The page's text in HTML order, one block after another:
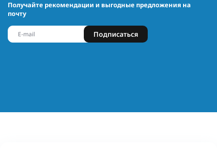
Получайте рекомендации и выгодные предложения на
почту
Подписаться